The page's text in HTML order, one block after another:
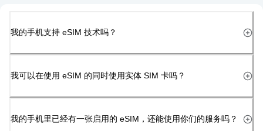
我的手机支持 eSIM 技术吗？
我可以在使用 eSIM 的同时使用实体 SIM 卡吗？
我的手机里已经有一张启用的 eSIM，还能使用你们的服务吗？